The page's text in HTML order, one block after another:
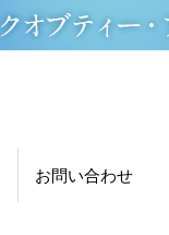
お問い合わせ